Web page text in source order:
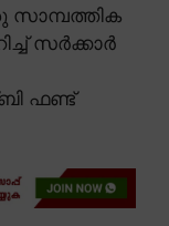
സാമ്പത്തിക
സർക്കാർ
ഫണ്ട്